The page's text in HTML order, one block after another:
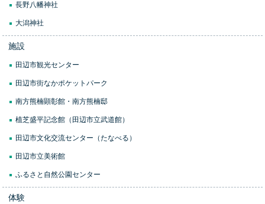
長野八幡神社
大潟神社
施設
田辺市観光センター
田辺市街なかポケットパーク
南方熊楠顕彰館・南方熊楠邸
植芝盛平記念館（田辺市立武道館）
田辺市文化交流センター（たなべる）
田辺市立美術館
ふるさと自然公園センター
体験